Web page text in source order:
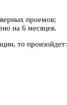
проемов;
на 6 месяцев.
то произойдет: